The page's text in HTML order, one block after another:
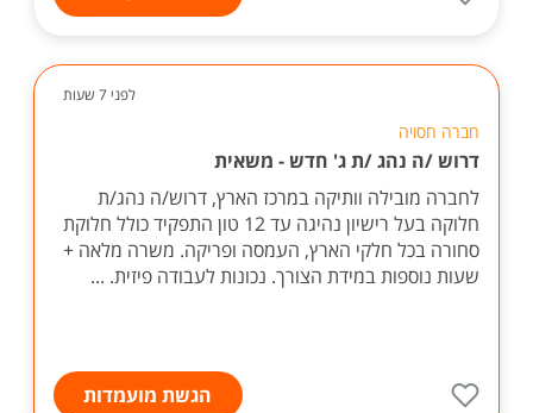
לפני 7 שעות
חברה חסויה
דרוש /ה נהג /ת ג' חדש - משאית
לחברה מובילה וותיקה במרכז הארץ, דרוש/ה נהג/ת
חלוקה בעל רישיון נהיגה עד 12 טון התפקיד כולל חלוקת
סחורה בכל חלקי הארץ, העמסה ופריקה. משרה מלאה +
שעות נוספות במידת הצורך. נכונות לעבודה פיזית. ...
הגשת מועמדות